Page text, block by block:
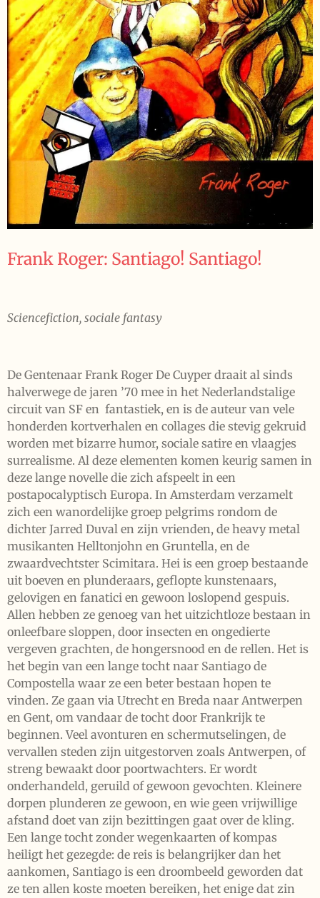
Frank Roger: Santiago! Santiago!
Sciencefiction, sociale fantasy
De Gentenaar Frank Roger De Cuyper draait al sinds
halverwege de jaren ’70 mee in het Nederlandstalige
circuit van SF en fantastiek, en is de auteur van vele
honderden kortverhalen en collages die stevig gekruid
worden met bizarre humor, sociale satire en vlaagjes
surrealisme. Al deze elementen komen keurig samen in
deze lange novelle die zich afspeelt in een
postapocalyptisch Europa. In Amsterdam verzamelt
zich een wanordelijke groep pelgrims rondom de
dichter Jarred Duval en zijn vrienden, de heavy metal
musikanten Helltonjohn en Gruntella, en de
zwaardvechtster Scimitara. Hei is een groep bestaande
uit boeven en plunderaars, geflopte kunstenaars,
gelovigen en fanatici en gewoon loslopend gespuis.
Allen hebben ze genoeg van het uitzichtloze bestaan in
onleefbare sloppen, door insecten en ongedierte
vergeven grachten, de hongersnood en de rellen. Het is
het begin van een lange tocht naar Santiago de
Compostella waar ze een beter bestaan hopen te
vinden. Ze gaan via Utrecht en Breda naar Antwerpen
en Gent, om vandaar de tocht door Frankrijk te
beginnen. Veel avonturen en schermutselingen, de
vervallen steden zijn uitgestorven zoals Antwerpen, of
streng bewaakt door poortwachters. Er wordt
onderhandeld, geruild of gewoon gevochten. Kleinere
dorpen plunderen ze gewoon, en wie geen vrijwillige
afstand doet van zijn bezittingen gaat over de kling.
Een lange tocht zonder wegenkaarten of kompas
heiligt het gezegde: de reis is belangrijker dan het
aankomen, Santiago is een droombeeld geworden dat
ze ten allen koste moeten bereiken, het enige dat zin